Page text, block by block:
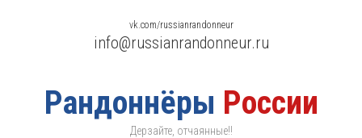
Рандоннёры России
Дерзайте, отчаянные!!
vk.com/russianrandonneur
info@russianrandonneur.ru